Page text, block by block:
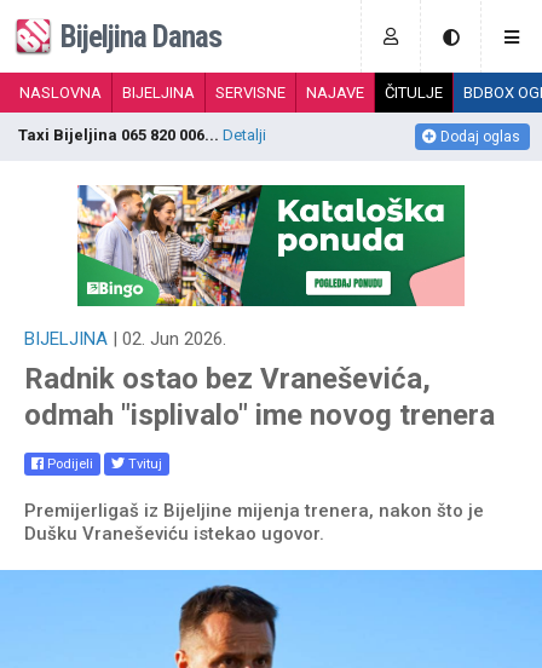
Bijeljina Danas
NASLOVNA BIJELJINA SERVISNE NAJAVE ČITULJE BDBOX
Dodaj oglas
Taxi Bijeljina 065 820 006... Detalji
BIJELJINA | 02. Jun 2026.
Radnik ostao bez Vraneševića,
odmah "isplivalo" ime novog trenera
Podijeli Tvituj
Premijerligaš iz Bijeljine mijenja trenera, nakon što je
Dušku Vraneševiću istekao ugovor.